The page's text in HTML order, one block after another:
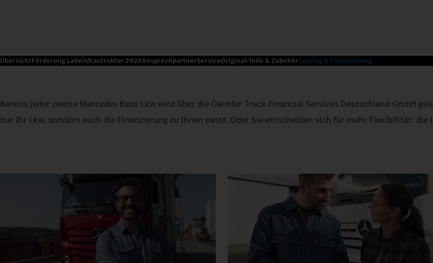
ÜbersichtFörderung Ladeinfrastruktur 2026AnsprechpartnerServiceOriginal-Teile & ZubehörLeasing & Finanzierung
Bereits jeder zweite Mercedes Benz Lkw wird über die Daimler Truck Financial Services Deutschland GmbH
nur Ihr Lkw, sondern auch die Finanzierung zu Ihnen passt. Oder Sie entscheiden sich für mehr Flexibilität: